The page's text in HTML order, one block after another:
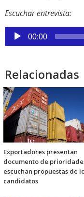
Escuchar entrevista:
Reproductor
de
00:00
Relacionadas
Exportadores presentan
documento de
escuchan propuestas de
candidatos